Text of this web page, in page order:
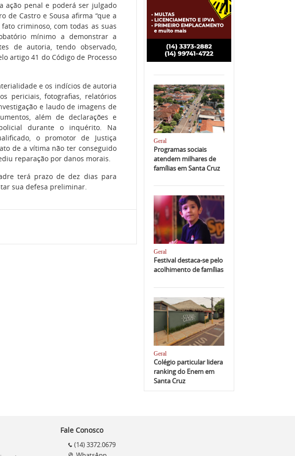
ação penal e poderá ser julgado
de Castro e Sousa afirma “que a
criminoso, com todas as suas
mínimo a demonstrar a
de autoria, tendo observado,
artigo 41 do Código de Processo
e os indícios de autoria
periciais, fotografias, relatórios
e laudo de imagens de
além de declarações e
durante o inquérito. Na
o promotor de Justiça
de a vítima não ter conseguido
reparação por danos morais.
terá prazo de dez dias para
sua defesa preliminar.
Geral
Programas sociais
atendem milhares de
famílias em Santa Cruz
Geral
Festival destaca-se pelo
acolhimento de famílias
Geral
Colégio particular lidera
ranking do Enem em
Santa Cruz
Fale Conosco
(14) 3372.0679